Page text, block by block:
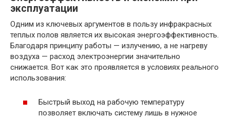
эксплуатации
Одним из ключевых аргументов в пользу инфракрасных
теплых полов является их высокая энергоэффективность.
Благодаря принципу работы — излучению, а не нагреву
воздуха — расход электроэнергии значительно
снижается. Вот как это проявляется в условиях реального
использования:
Быстрый выход на рабочую температуру
позволяет включать систему лишь в нужное